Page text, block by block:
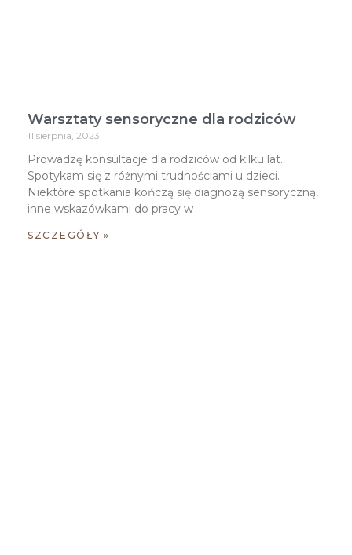
Warsztaty sensoryczne dla rodziców
11 sierpnia, 2023
Prowadzę konsultacje dla rodziców od kilku lat.
Spotykam się z różnymi trudnościami u dzieci.
Niektóre spotkania kończą się diagnozą sensoryczną,
inne wskazówkami do pracy w
SZCZEGÓŁY »